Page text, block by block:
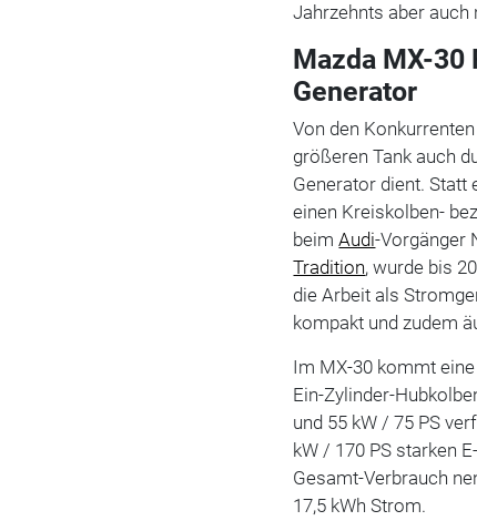
Jahrzehnts aber auch
Mazda MX-30
Generator
Von den
größeren Tank auch
Generator dient. Statt
einen Kreiskolben-
beimAudi-Vorgänger
Tradition, wurde bis
die Arbeit als
kompakt und zudem
Im MX-30 kommt
Ein-Zylinder-
und 55 kW / 75 PS
kW / 170 PS starken
Gesamt-Verbrauch
17,5 kWh Strom.